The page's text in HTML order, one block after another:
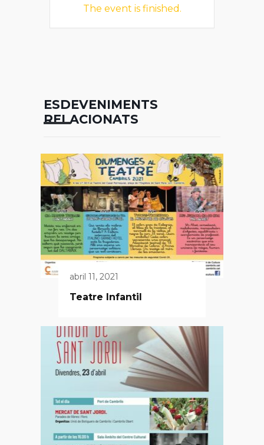
The event is finished.
ESDEVENIMENTS
RELACIONATS
abril 11, 2021
Teatre Infantil